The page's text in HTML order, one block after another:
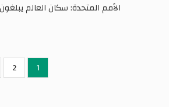
الأمم المتحدة: سكان العالم يبلغون 8.23 مليار نسمة في 2025
Current
page
1
2